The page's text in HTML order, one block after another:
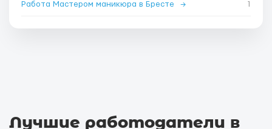
Работа Мастером маникюра в Бресте → 1
Лучшие работодатели в